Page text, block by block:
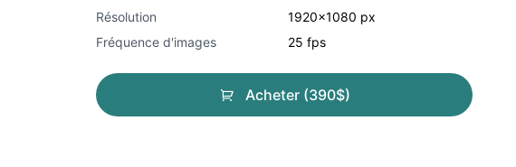
Résolution
1920x1080 px
Fréquence d'images
25 fps
Acheter (390$)